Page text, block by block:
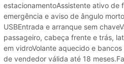
estacionamentoAssistente ativo de
emergência e aviso de ângulo
USBEntrada e arranque sem
passageiro, cabeça frente e trás,
em vidroVolante aquecido e
de vendedor válida até 18